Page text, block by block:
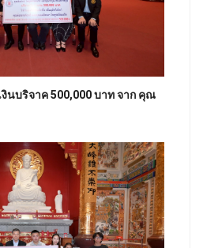
นบริจาค 500,000 บาท จาก คุณ